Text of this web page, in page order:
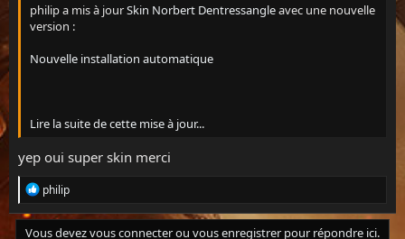
philip a mis à jourSkin Norbert Dentressangleavec une nouvelle
version :
Nouvelle installation automatique
Lire la suite de cette mise à jour...
yep oui super skin merci
L
s
r
philip
Vous devez vous connecter ou vous enregistrer pour répondre ici.